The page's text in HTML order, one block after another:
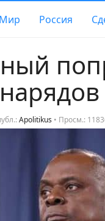
Мир Россия
Apolitikus • Просм.: